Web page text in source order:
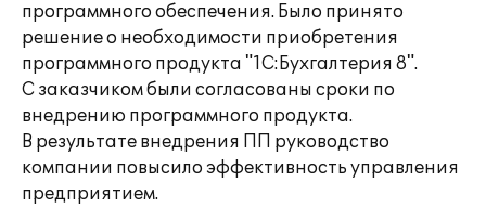
программного обеспечения. Было принято
решение о необходимости приобретения
программного продукта "1С:Бухгалтерия 8".
С заказчиком были согласованы сроки по
внедрению программного продукта.
В результате внедрения ПП руководство
компании повысило эффективность управления
предприятием.